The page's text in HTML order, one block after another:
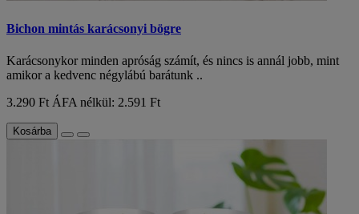
Bichon mintás karácsonyi bögre
Karácsonykor minden apróság számít, és nincs is annál jobb, mint
amikor a kedvenc négylábú barátunk ..
3.290 Ft ÁFA nélkül: 2.591 Ft
Kosárba